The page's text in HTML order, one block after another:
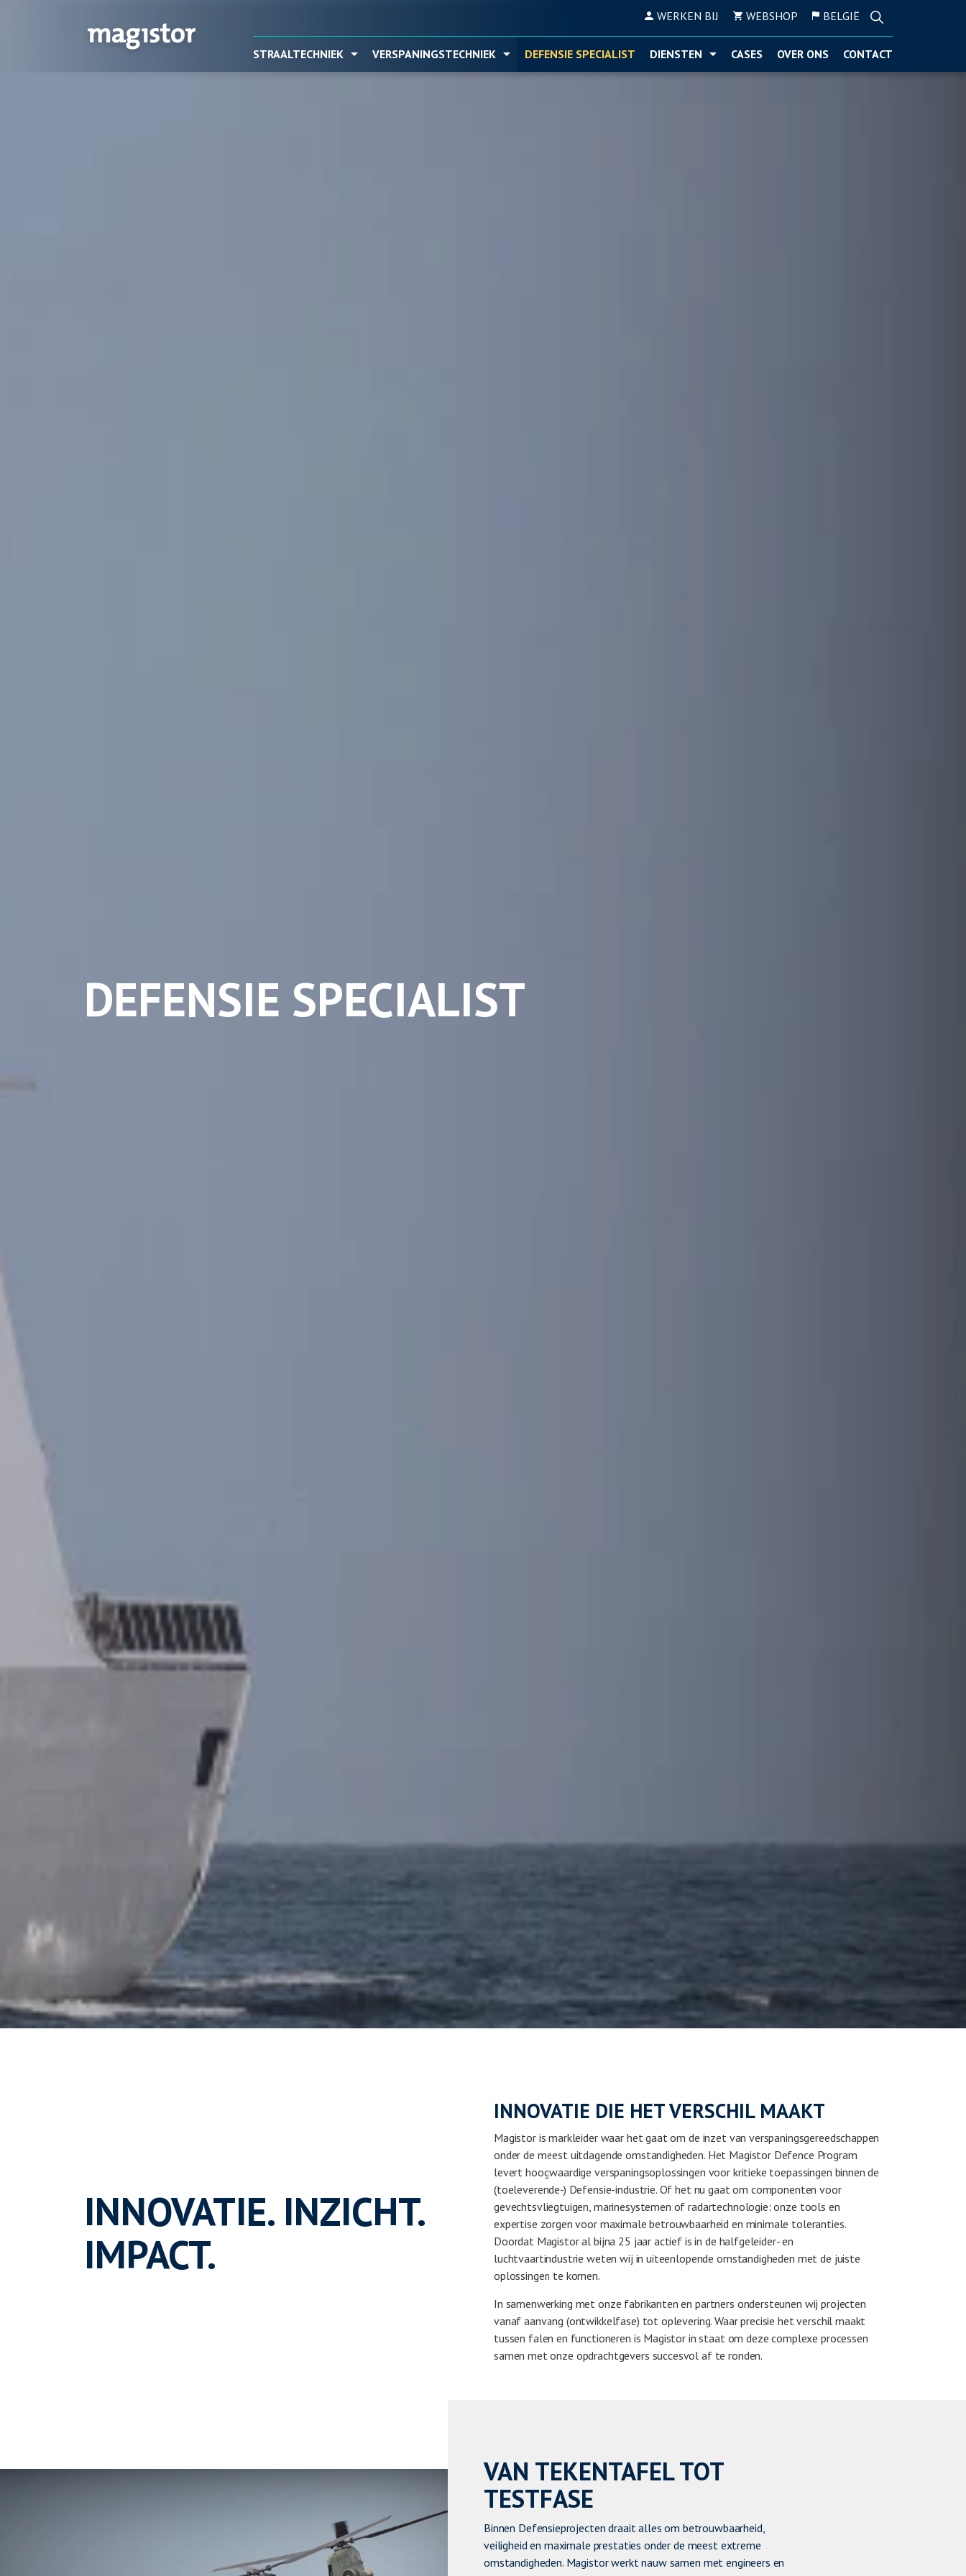
WERKEN BIJ WEBSHOP BELGIË
STRAALTECHNIEK VERSPANINGSTECHNIEK DEFENSIE SPECIALIST DIENSTEN CASES OVER ONS CONTACT
DEFENSIE SPECIALIST
INNOVATIE. INZICHT.
IMPACT.
INNOVATIE DIE HET VERSCHIL MAAKT
Magistor is markleider waar het gaat om de inzet van verspaningsgereedschappen
onder de meest uitdagende omstandigheden. Het Magistor Defence Program
levert hoogwaardige verspaningsoplossingen voor kritieke toepassingen binnen de
(toeleverende-) Defensie-industrie. Of het nu gaat om componenten voor
gevechtsvliegtuigen, marinesystemen of radartechnologie: onze tools en
expertise zorgen voor maximale betrouwbaarheid en minimale toleranties.
Doordat Magistor al bijna 25 jaar actief is in de halfgeleider- en
luchtvaartindustrie weten wij in uiteenlopende omstandigheden met de juiste
oplossingen te komen.
In samenwerking met onze fabrikanten en partners ondersteunen wij projecten
vanaf aanvang (ontwikkelfase) tot oplevering. Waar precisie het verschil maakt
tussen falen en functioneren is Magistor in staat om deze complexe processen
samen met onze opdrachtgevers succesvol af te ronden.
VAN TEKENTAFEL TOT
TESTFASE
Binnen Defensieprojecten draait alles om betrouwbaarheid,
veiligheid en maximale prestaties onder de meest extreme
omstandigheden. Magistor werkt nauw samen met engineers en